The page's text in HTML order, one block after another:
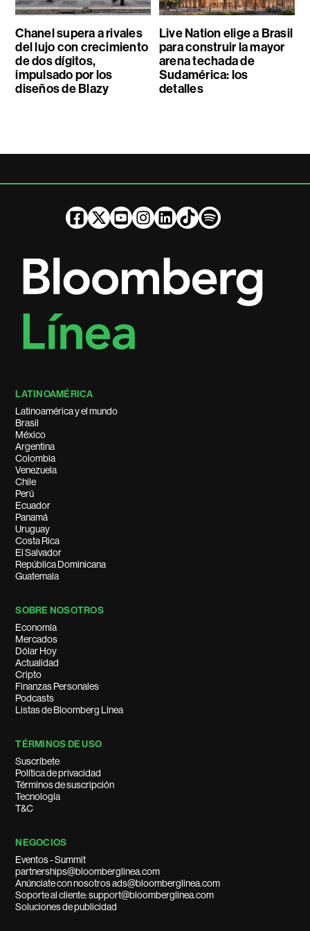
Chanel supera a rivales
del lujo con crecimiento
de dos dígitos,
impulsado por los
diseños de Blazy
Live Nation elige a Brasil
para construir la mayor
arena techada de
Sudamérica: los
detalles
LATINOAMÉRICA
Latinoamérica y el mundo
Brasil
México
Argentina
Colombia
Venezuela
Chile
Perú
Ecuador
Panamá
Uruguay
Costa Rica
El Salvador
República Dominicana
Guatemala
SOBRE NOSOTROS
Economía
Mercados
Dólar Hoy
Actualidad
Cripto
Finanzas Personales
Podcasts
Listas de Bloomberg Línea
TÉRMINOS DE USO
Suscríbete
Política de privacidad
Términos de suscripción
Tecnología
T&C
NEGOCIOS
Eventos - Summit
partnerships@bloomberglinea.com
Anúnciate con nosotros ads@bloomberglinea.com
Soporte al cliente: support@bloomberglinea.com
Soluciones de publicidad